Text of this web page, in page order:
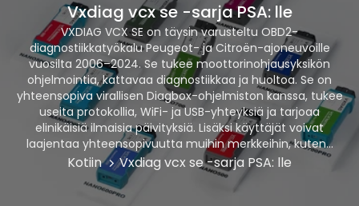
Vxdiag vcx se -sarja PSA: lle
VXDIAG VCX SE on täysin varusteltu OBD2-
diagnostiikkatyökalu Peugeot- ja Citroën-ajoneuvoille
vuosilta 2006–2024. Se tukee moottorinohjausyksikön
ohjelmointia, kattavaa diagnostiikkaa ja huoltoa. Se on
yhteensopiva virallisen Diagbox-ohjelmiston kanssa, tukee
useita protokollia, WiFi- ja USB-yhteyksiä ja tarjoaa
elinikäisiä ilmaisia ​​päivityksiä. Lisäksi käyttäjät voivat
laajentaa yhteensopivuutta muihin merkkeihin, kuten...
Kotiin Vxdiag vcx se -sarja PSA: lle